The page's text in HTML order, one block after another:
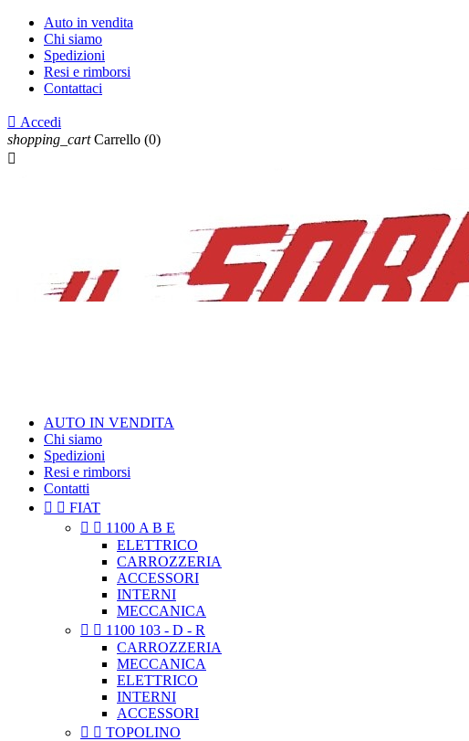
Auto in vendita
Chi siamo
Spedizioni
Resi e rimborsi
Contattaci
 Accedi
shopping_cart Carrello (0)

AUTO IN VENDITA
Chi siamo
Spedizioni
Resi e rimborsi
Contatti
  FIAT
  1100 A B E
ELETTRICO
CARROZZERIA
ACCESSORI
INTERNI
MECCANICA
  1100 103 - D - R
CARROZZERIA
MECCANICA
ELETTRICO
INTERNI
ACCESSORI
  TOPOLINO